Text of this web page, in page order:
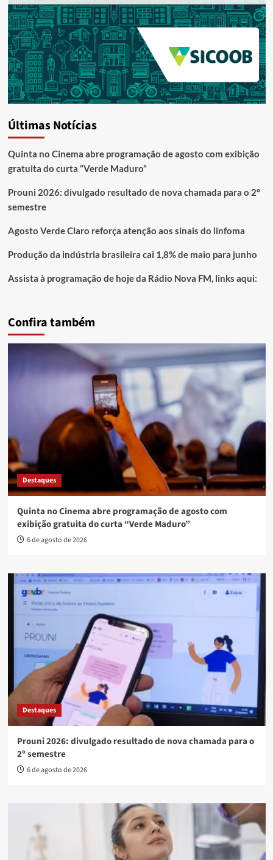
Últimas Notícias
Quinta no Cinema abre programação de agosto com exibição
gratuita do curta “Verde Maduro”
Prouni 2026: divulgado resultado de nova chamada para o 2º
semestre
Agosto Verde Claro reforça atenção aos sinais do linfoma
Produção da indústria brasileira cai 1,8% de maio para junho
Assista à programação de hoje da Rádio Nova FM, links aqui:
Confira também
Destaques
Quinta no Cinema abre programação de agosto com
exibição gratuita do curta “Verde Maduro”
6 de agosto de 2026
Destaques
Prouni 2026: divulgado resultado de nova chamada para o
2º semestre
6 de agosto de 2026